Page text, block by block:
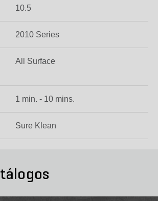
10.5
2010 Series
All Surface
1 min. - 10 mins.
Sure Klean